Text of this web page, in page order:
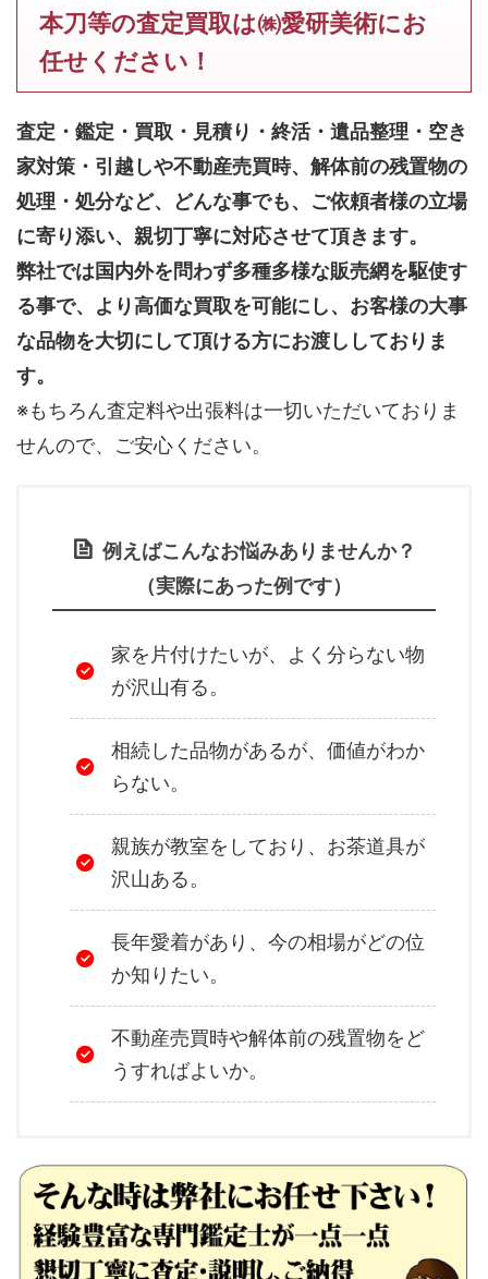
本刀等の査定買取は㈱愛研美術にお
任せください！
査定・鑑定・買取・見積り・終活・遺品整理・空き
家対策・引越しや不動産売買時、解体前の残置物の
処理・処分など、どんな事でも、 ご依頼者様の立場
に寄り添い、親切丁寧に対応させて頂きます。
弊社では国内外を問わず多種多様な販売網を駆使す
る事で、より高価な買取を可能にし、お客様の大事
な品物を大切にして頂ける方にお渡ししておりま
す。
※もちろん査定料や出張料は一切いただいておりま
せんので、ご安心ください。
例えばこんなお悩みありませんか？
（実際にあった例です）
家を片付けたいが、よく分らない物
が沢山有る。
相続した品物があるが、価値がわか
らない。
親族が教室をしており、お茶道具が
沢山ある。
長年愛着があり、今の相場がどの位
か知りたい。
不動産売買時や解体前の残置物をど
うすればよいか。